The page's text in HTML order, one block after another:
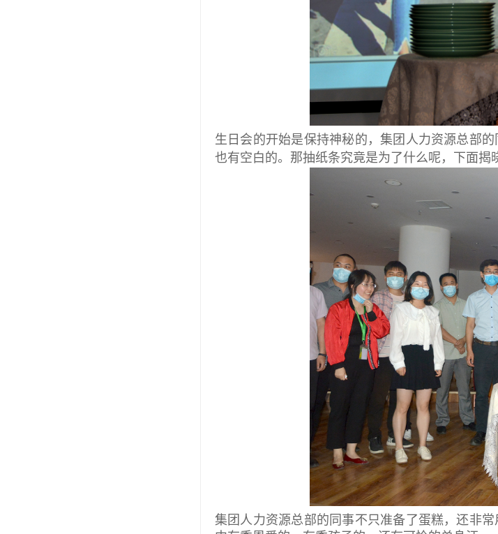
生日会的开始是保持神秘的，集团人力资源总部
也有空白的。那抽纸条究竟是为了什么呢，下面揭
集团人力资源总部的同事不只准备了蛋糕，还非